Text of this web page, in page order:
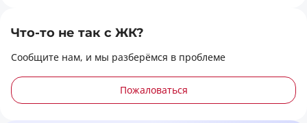
Что-то не так с ЖК?
Сообщите нам, и мы разберёмся в проблеме
Пожаловаться